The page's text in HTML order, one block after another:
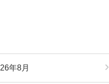
年8月